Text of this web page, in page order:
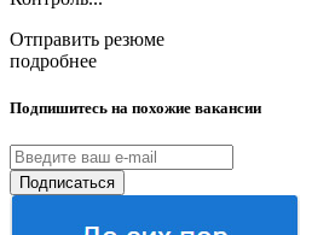
Отправить резюме
подробнее
Подпишитесь на похожие вакансии
Подписаться